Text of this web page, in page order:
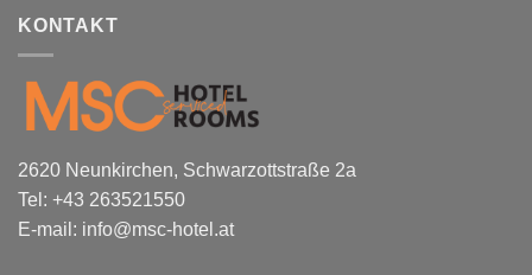
KONTAKT
2620 Neunkirchen, Schwarzottstraße 2a
Tel: +43 263521550
E-mail: info@msc-hotel.at